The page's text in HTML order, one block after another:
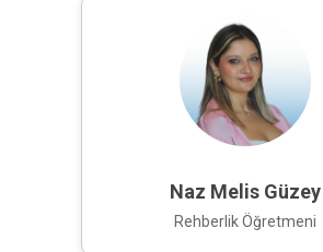
Naz Melis Güzey
Rehberlik Öğretmeni